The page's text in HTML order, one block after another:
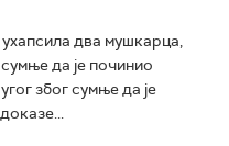
ухапсила два мушкарца,
сумње да је починио
због сумње да је